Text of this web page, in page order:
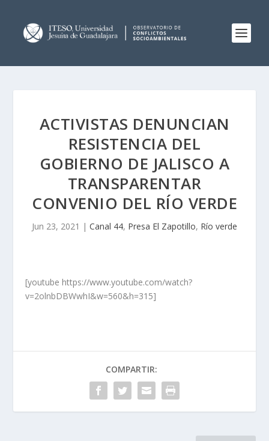
ACTIVISTAS DENUNCIAN
RESISTENCIA DEL
GOBIERNO DE JALISCO A
TRANSPARENTAR
CONVENIO DEL RÍO VERDE
Jun 23, 2021 | Canal 44, Presa El Zapotillo, Río verde
[youtube https://www.youtube.com/watch?
v=2olnbDBWwhI&w=560&h=315]
COMPARTIR: